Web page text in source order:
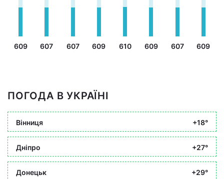
609 607 607 609 610 609 607 609
ПОГОДА В УКРАЇНІ
Вінниця +18°
Дніпро +27°
Донецьк +29°